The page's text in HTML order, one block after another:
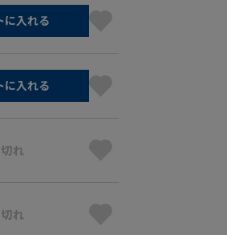
に入れる
に入れる
れ
れ